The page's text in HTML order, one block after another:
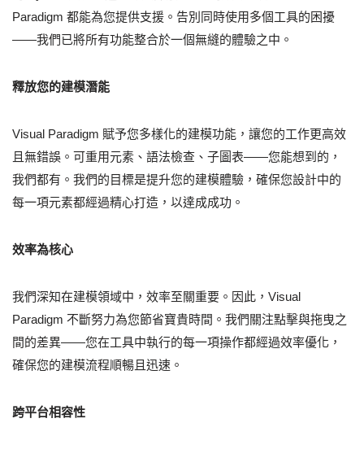
Paradigm 都能為您提供支援。告別同時使用多個工具的困擾
——我們已將所有功能整合於一個無縫的體驗之中。
釋放您的建模潛能
Visual Paradigm 賦予您多樣化的建模功能，讓您的工作更高效
且無錯誤。可重用元素、語法檢查、子圖表——您能想到的，
我們都有。我們的目標是提升您的建模體驗，確保您設計中的
每一項元素都經過精心打造，以達成成功。
效率為核心
我們深知在建模領域中，效率至關重要。因此，Visual
Paradigm 不斷努力為您節省寶貴時間。我們關注點擊與拖曳之
間的差異——您在工具中執行的每一項操作都經過效率優化，
確保您的建模流程順暢且迅速。
跨平台相容性